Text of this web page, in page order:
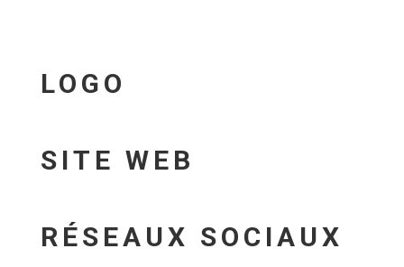
LOGO
SITE WEB
RÉSEAUX SOCIAUX